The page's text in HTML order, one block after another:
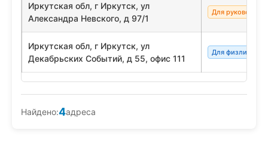
Иркутская обл, г Иркутск, ул
Александра Невского, д 97/1
Для
Иркутская обл, г Иркутск, ул
Декабрьских Событий, д 55, офис 111
Для физлиц/
Найдено:4адреса